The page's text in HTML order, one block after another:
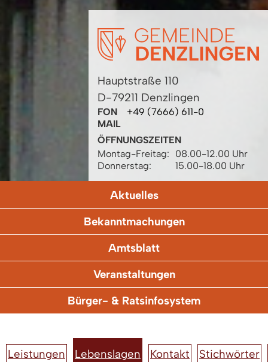
Hauptstraße 110
D-79211 Denzlingen
FON
+49 (7666) 611-0
MAIL
ÖFFNUNGSZEITEN
Montag-Freitag:
08.00-12.00 Uhr
Donnerstag:
15.00-18.00 Uhr
Aktuelles
Bekanntmachungen
Amtsblatt
Veranstaltungen
Bürger- & Ratsinfosystem
Leistungen Lebenslagen Kontakt Stichwörter